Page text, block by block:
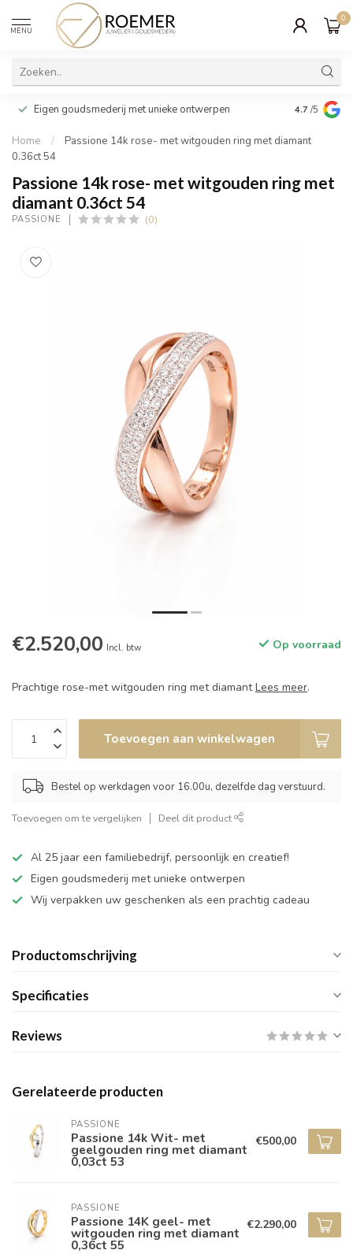
MENU
0
Eigen goudsmederij met unieke ontwerpen Wij
cadeau
4.7 /5
Home /
Passione 14k rose- met witgouden ring met diamant
0.36ct 54
Passione 14k rose- met witgouden ring met
diamant 0.36ct 54
PASSIONE (0)
€2.520,00 Incl. btw Op voorraad
Prachtige rose-met witgouden ring met diamantLees meer.
Toevoegen aan winkelwagen
Bestel op werkdagen voor 16.00u, dezelfde dag verstuurd.
Toevoegen om te vergelijken Deel dit product
Al 25 jaar een familiebedrijf, persoonlijk en creatief!
Eigen goudsmederij met unieke ontwerpen
Wij verpakken uw geschenken als een prachtig cadeau
Productomschrijving
Specificaties
Reviews
Gerelateerde producten
PASSIONE
Passione 14k Wit- met
geelgouden ring met diamant
0,03ct 53
€500,00
PASSIONE
Passione 14K geel- met
witgouden ring met diamant
0,36ct 55
€2.290,00